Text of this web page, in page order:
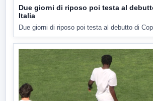
Due giorni di riposo poi testa al
Italia
Due giorni di riposo poi testa al debutto di